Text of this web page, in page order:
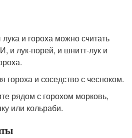
и гороха можно считать
и лук-порей, и шнитт-лук и
гороха и соседство с чесноком.
рядом с горохом морковь,
или кольраби.